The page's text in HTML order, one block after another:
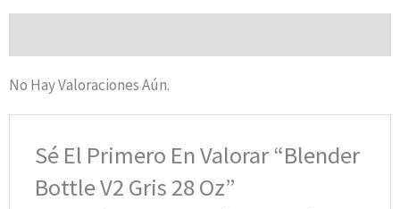
No Hay Valoraciones Aún.
Sé El Primero En Valorar “Blender
Bottle V2 Gris 28 Oz”